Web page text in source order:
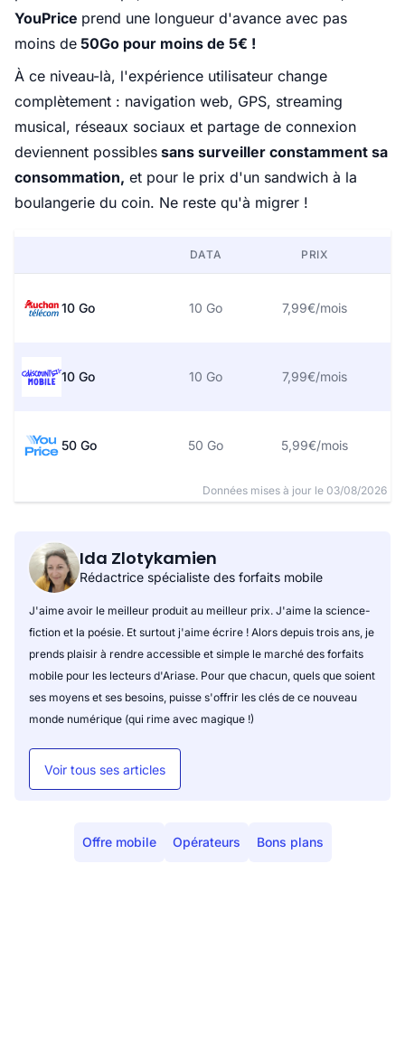
YouPrice prend une longueur d'avance avec pas
moins de 50Go pour moins de 5€ !
À ce niveau-là, l'expérience utilisateur change
complètement : navigation web, GPS, streaming
musical, réseaux sociaux et partage de connexion
deviennent possibles sans surveiller constamment sa
consommation, et pour le prix d'un sandwich à la
boulangerie du coin. Ne reste qu'à migrer !
DATA PRIX
10 Go 10 Go 7,99€/mois
10 Go 10 Go 7,99€/mois
50 Go 50 Go 5,99€/mois
Données mises à jour le 03/08/2026
Ida Zlotykamien
Rédactrice spécialiste des forfaits mobile
J'aime avoir le meilleur produit au meilleur prix. J'aime la science-
fiction et la poésie. Et surtout j'aime écrire ! Alors depuis trois ans, je
prends plaisir à rendre accessible et simple le marché des forfaits
mobile pour les lecteurs d'Ariase. Pour que chacun, quels que soient
ses moyens et ses besoins, puisse s'offrir les clés de ce nouveau
monde numérique (qui rime avec magique !)
Voir tous ses articles
Offre mobile Opérateurs Bons plans